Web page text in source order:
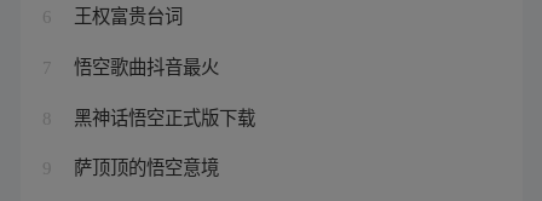
6 王权富贵台词
7 悟空歌曲抖音最火
8 黑神话悟空正式版下载
9 萨顶顶的悟空意境